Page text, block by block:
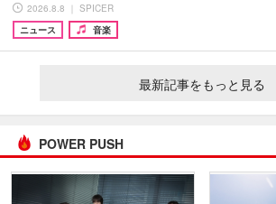
2026.8.8 ｜ SPICER
ニュース
音楽
最新記事をもっと見る
POWER PUSH